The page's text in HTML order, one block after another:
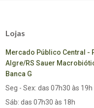
Lojas
Mercado Público Central -
Algre/RS Sauer
Banca G
Seg - Sex: das 07h30 às 19h
Sáb: das 07h30 às 18h